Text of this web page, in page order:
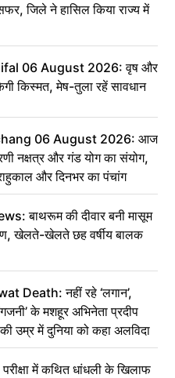
जिले ने हासिल किया राज्य में
06 August 2026: वृष और
किस्मत, मेष-तुला रहें सावधान
06 August 2026: आज
नक्षत्र और गंड योग का संयोग,
और दिनभर का पंचांग
बाथरूम की दीवार बनी मासूम
खेलते-खेलते छह वर्षीय बालक
Death: नहीं रहे ‘लगान’,
के मशहूर अभिनेता प्रदीप
उम्र में दुनिया को कहा अलविदा
में कथित धांधली के खिलाफ